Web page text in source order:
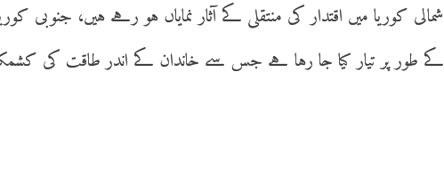
شمالی کوریا میں اقتدار کی منتقلی کے آثار نمایاں ہو رہے ہیں،
کے طور پر تیار کیا جا رہا ہے جس سے خاندان کے اندر طاقت کی